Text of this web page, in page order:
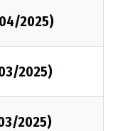
2025)
2025)
2025)